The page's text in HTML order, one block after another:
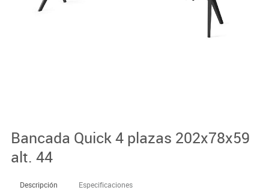
Bancada Quick 4 plazas 202x78x59
alt. 44
Descripción Especificaciones